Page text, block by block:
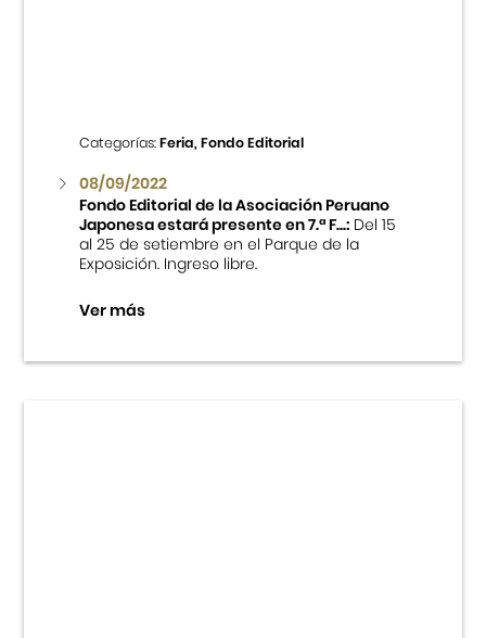
Categorías:Feria, Fondo Editorial
08/09/2022
Fondo Editorial de la Asociación Peruano
Japonesa estará presente en 7.ª F...:Del 15
al 25 de setiembre en el Parque de la
Exposición. Ingreso libre.
Ver más